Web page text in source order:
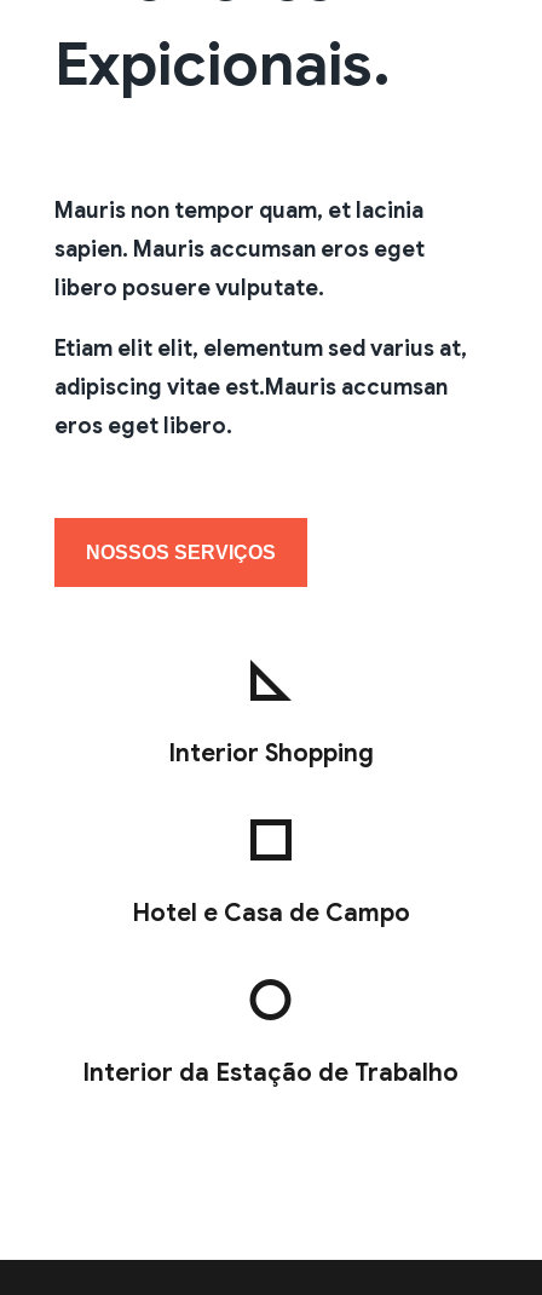
Expicionais.
Mauris non tempor quam, et lacinia
sapien. Mauris accumsan eros eget
libero posuere vulputate.
Etiam elit elit, elementum sed varius at,
adipiscing vitae est.Mauris accumsan
eros eget libero.
NOSSOS SERVIÇOS
Interior Shopping
Hotel e Casa de Campo
Interior da Estação de Trabalho